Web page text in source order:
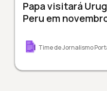
Papa visitará
Peru em
Time de Jornalismo